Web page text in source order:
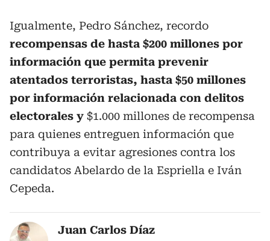
Igualmente, Pedro Sánchez, recordo
recompensas de hasta $200 millones por
información que permita prevenir
atentados terroristas, hasta $50 millones
por información relacionada con delitos
electorales y $1.000 millones de recompensa
para quienes entreguen información que
contribuya a evitar agresiones contra los
candidatos Abelardo de la Espriella e Iván
Cepeda.
Juan Carlos Díaz